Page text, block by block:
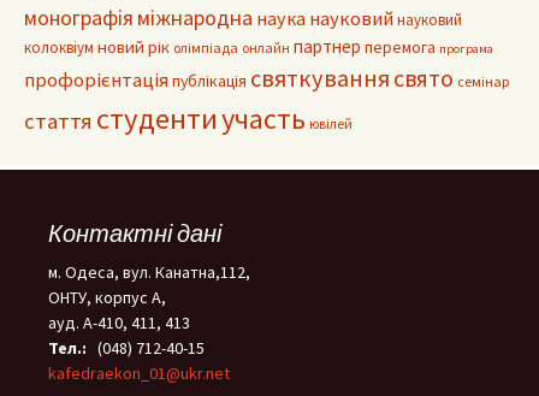
монографія міжнародна наука науковийнауковий
колоквіум новий рік олімпіада онлайн партнер перемога програма
профорієнтаціяпублікація святкування свято семінар
стаття студентиучасть ювілей
Контактні дані
м. Одеса, вул. Канатна,112,
ОНТУ, корпус А,
ауд. А-410, 411, 413
Тел.: (048) 712-40-15
kafedraekon_01@ukr.net